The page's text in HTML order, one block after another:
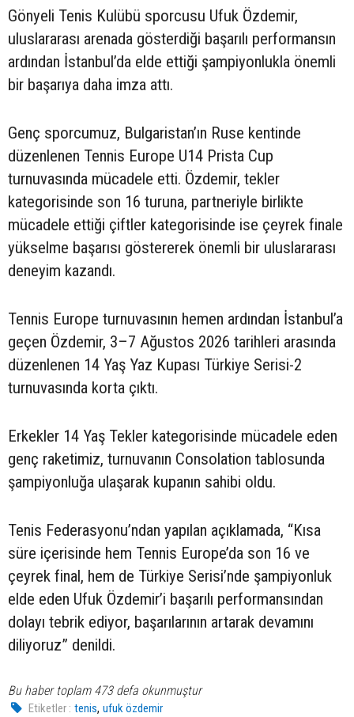
Gönyeli Tenis Kulübü sporcusu Ufuk Özdemir,
uluslararası arenada gösterdiği başarılı performansın
ardından İstanbul’da elde ettiği şampiyonlukla önemli
bir başarıya daha imza attı.
Genç sporcumuz, Bulgaristan’ın Ruse kentinde
düzenlenen Tennis Europe U14 Prista Cup
turnuvasında mücadele etti. Özdemir, tekler
kategorisinde son 16 turuna, partneriyle birlikte
mücadele ettiği çiftler kategorisinde ise çeyrek finale
yükselme başarısı göstererek önemli bir uluslararası
deneyim kazandı.
Tennis Europe turnuvasının hemen ardından İstanbul’a
geçen Özdemir, 3–7 Ağustos 2026 tarihleri arasında
düzenlenen 14 Yaş Yaz Kupası Türkiye Serisi-2
turnuvasında korta çıktı.
Erkekler 14 Yaş Tekler kategorisinde mücadele eden
genç raketimiz, turnuvanın Consolation tablosunda
şampiyonluğa ulaşarak kupanın sahibi oldu.
Tenis Federasyonu’ndan yapılan açıklamada, “Kısa
süre içerisinde hem Tennis Europe’da son 16 ve
çeyrek final, hem de Türkiye Serisi’nde şampiyonluk
elde eden Ufuk Özdemir’i başarılı performansından
dolayı tebrik ediyor, başarılarının artarak devamını
diliyoruz” denildi.
Bu haber toplam 473 defa okunmuştur
Etiketler : tenis,ufuk özdemir